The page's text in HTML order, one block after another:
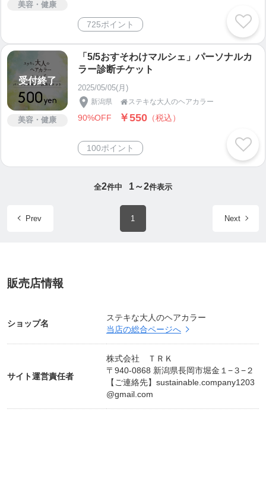
料金はお財布に優しく、通いやすい定額制を導入し
【お問い合わせ先】
ステキな大人のヘアカラー【長岡川崎店】
住所/〒940-0868
新潟県長岡市堀金1-3-2
（駐車場有）
受付時間/9:00〜18:00（16:30まで受付）
電話/0258-77-6056
住所/〒940-0868
新潟県長岡市城内町2-6-4 サンライズマンション1F
電話/0258-77-4337
ホームページ： http://hair-color.shop
美容・健康
725ポイント
受付終了
美容・健康
「5/5おすそわけマルシェ」パーソナルカ
ラー診断チケット
2025/05/05(月)
新潟県 ステキな大人のヘアカラー
90%OFF ￥550 （税込）
100ポイント
全2件中 1～2件表示
Prev 1 Next
販売店情報
ショップ名
ステキな大人のヘアカラー
当店の総合ページへ
サイト運営責任者
株式会社 ＴＲＫ
〒940-0868 新潟県長岡市堀金１−３−２
【ご連絡先】 sustainable.company1203
@gmail.com